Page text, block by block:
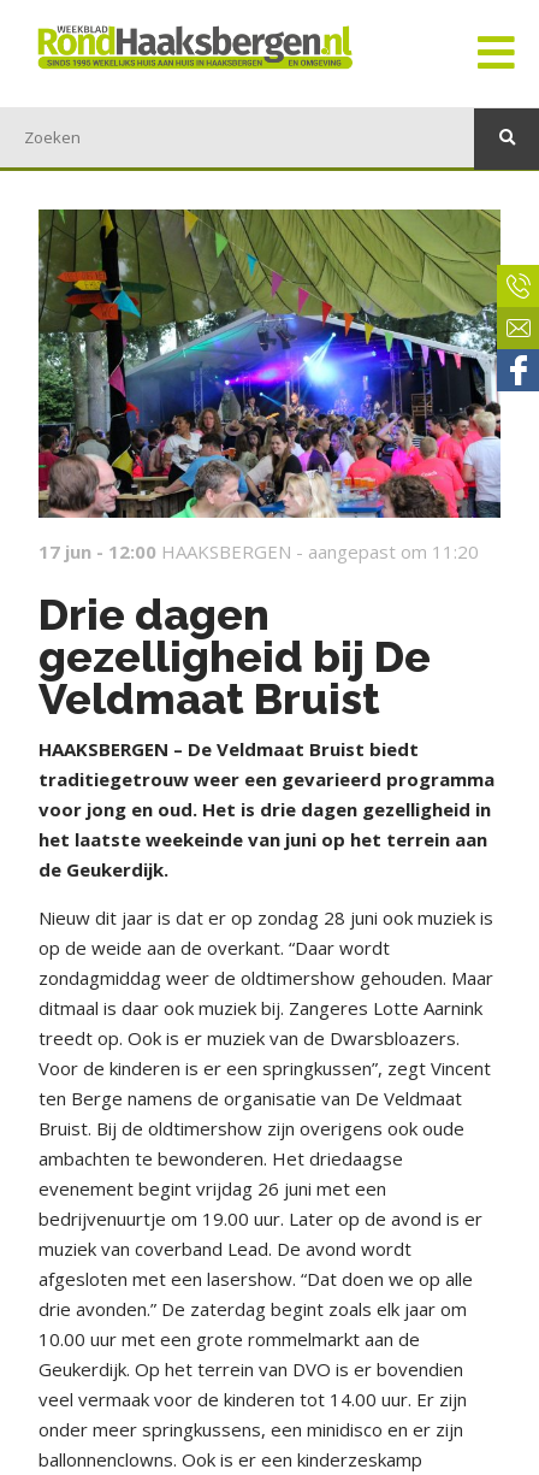
17 jun - 12:00 HAAKSBERGEN - aangepast om 11:20
Drie dagen
gezelligheid bij De
Veldmaat Bruist
HAAKSBERGEN – De Veldmaat Bruist biedt
traditiegetrouw weer een gevarieerd programma
voor jong en oud. Het is drie dagen gezelligheid in
het laatste weekeinde van juni op het terrein aan
de Geukerdijk.
Nieuw dit jaar is dat er op zondag 28 juni ook muziek is
op de weide aan de overkant. “Daar wordt
zondagmiddag weer de oldtimershow gehouden. Maar
ditmaal is daar ook muziek bij. Zangeres Lotte Aarnink
treedt op. Ook is er muziek van de Dwarsbloazers.
Voor de kinderen is er een springkussen”, zegt Vincent
ten Berge namens de organisatie van De Veldmaat
Bruist. Bij de oldtimershow zijn overigens ook oude
ambachten te bewonderen. Het driedaagse
evenement begint vrijdag 26 juni met een
bedrijvenuurtje om 19.00 uur. Later op de avond is er
muziek van coverband Lead. De avond wordt
afgesloten met een lasershow. “Dat doen we op alle
drie avonden.” De zaterdag begint zoals elk jaar om
10.00 uur met een grote rommelmarkt aan de
Geukerdijk. Op het terrein van DVO is er bovendien
veel vermaak voor de kinderen tot 14.00 uur. Er zijn
onder meer springkussens, een minidisco en er zijn
ballonnenclowns. Ook is er een kinderzeskamp